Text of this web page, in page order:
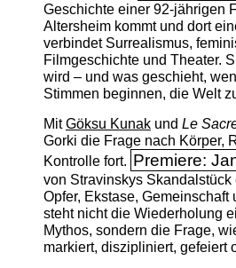
Geschichte einer 92-jährigen
Altersheim kommt und dort
verbindet Surrealismus,
Filmgeschichte und Theater.
wird – und was geschieht,
Stimmen beginnen, die Welt
MitGöksu Kunakund Le
Gorki die Frage nach Körper,
Kontrolle fort. Premiere:
von Stravinskys
Opfer, Ekstase, Gemeinschaft
steht nicht die Wiederholung
Mythos, sondern die Frage,
markiert, diszipliniert, gefeiert